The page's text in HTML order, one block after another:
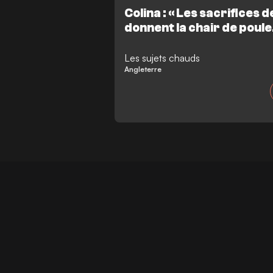
convoité ? GOAL vous présente
prolifiques de la compétition.
Colina : « Les sacrifices
donnent la chair de
du match de l'Angleterre.
Les sujets chauds
Angleterre